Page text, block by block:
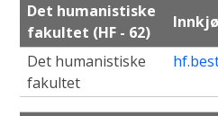
Det humanistiske
fakultet (HF - 62)
Det humanistiske
fakultet